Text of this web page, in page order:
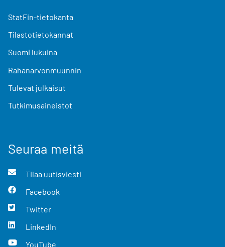
StatFin-tietokanta
Tilastotietokannat
Suomi lukuina
Rahanarvonmuunnin
Tulevat julkaisut
Tutkimusaineistot
Seuraa meitä
Tilaa uutisviesti
Facebook
Twitter
LinkedIn
YouTube